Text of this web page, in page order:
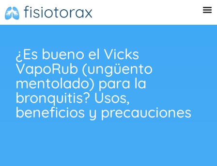
¿Es bueno el Vicks
VapoRub (ungüento
mentolado) para la
bronquitis? Usos,
beneficios y precauciones